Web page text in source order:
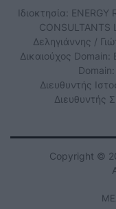
Ιδιοκτησία:
Δεληγιάννης /
Δικαιούχος Domain:
Διευθυντής
Διευθυντής
Copyright ©